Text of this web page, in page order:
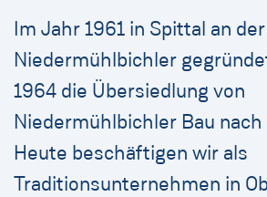
Im Jahr 1961 in Spittal an
Niedermühlbichler
1964 die Übersiedlung von
Niedermühlbichler Bau nach
Heute beschäftigen wir als
Traditionsunternehmen in